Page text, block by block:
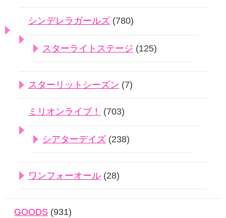
シンデレラガールズ (780)
スターライトステージ (125)
スターリットシーズン (7)
ミリオンライブ！ (703)
シアターデイズ (238)
ワンフォーオール (28)
GOODS (931)